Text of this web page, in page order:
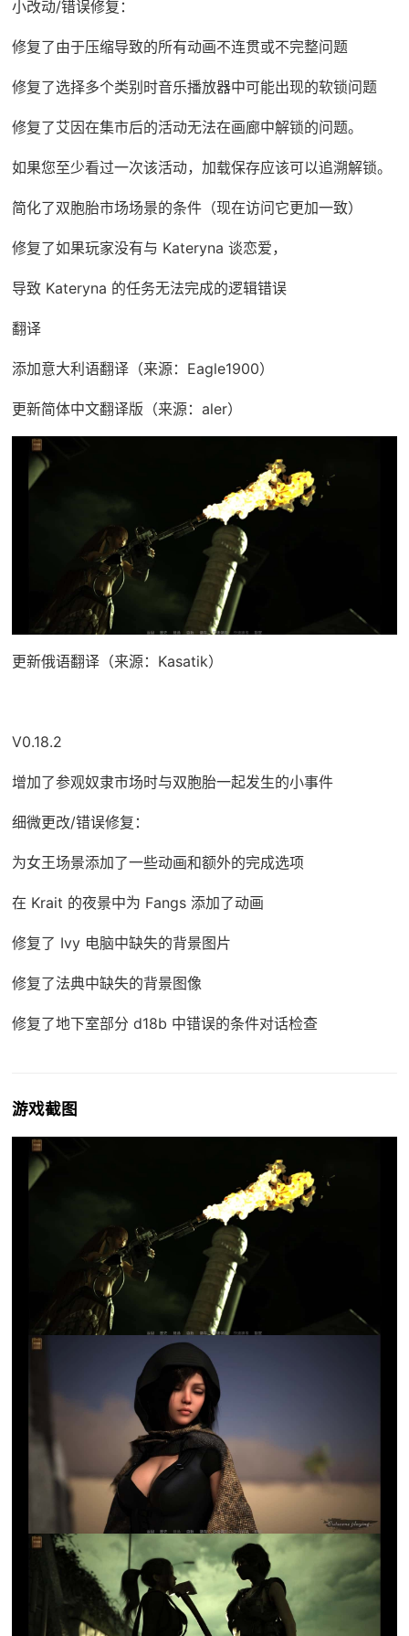
小改动/错误修复：
修复了由于压缩导致的所有动画不连贯或不完整问题
修复了选择多个类别时音乐播放器中可能出现的软锁问题
修复了艾因在集市后的活动无法在画廊中解锁的问题。
如果您至少看过一次该活动，加载保存应该可以追溯解锁。
简化了双胞胎市场场景的条件（现在访问它更加一致）
修复了如果玩家没有与 Kateryna 谈恋爱，
导致 Kateryna 的任务无法完成的逻辑错误
翻译
添加意大利语翻译（来源：Eagle1900）
更新简体中文翻译版（来源：aler）
更新俄语翻译（来源：Kasatik）
V0.18.2
增加了参观奴隶市场时与双胞胎一起发生的小事件
细微更改/错误修复：
为女王场景添加了一些动画和额外的完成选项
在 Krait 的夜景中为 Fangs 添加了动画
修复了 Ivy 电脑中缺失的背景图片
修复了法典中缺失的背景图像
修复了地下室部分 d18b 中错误的条件对话检查
游戏截图